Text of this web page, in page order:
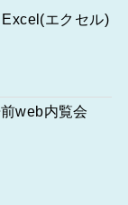
エクセル)
web内覧会